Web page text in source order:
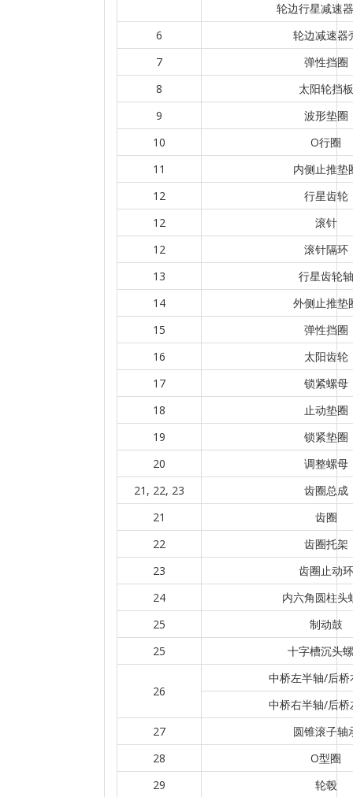
轮边行星减速
6
轮边减速器
7
弹性挡圈
8
太阳轮挡板
9
波形垫圈
10
O行圈
11
内侧止推垫
12
行星齿轮
12
滚针
12
滚针隔环
13
行星齿轮轴
14
外侧止推垫
15
弹性挡圈
16
太阳齿轮
17
锁紧螺母
18
止动垫圈
19
锁紧垫圈
20
调整螺母
21, 22, 23
齿圈总成
21
齿圈
22
齿圈托架
23
齿圈止动环
24
内六角圆柱头
25
制动鼓
25
十字槽沉头
26
中桥左半轴/后桥
中桥右半轴/后桥
27
圆锥滚子轴
28
O型圈
29
轮毂